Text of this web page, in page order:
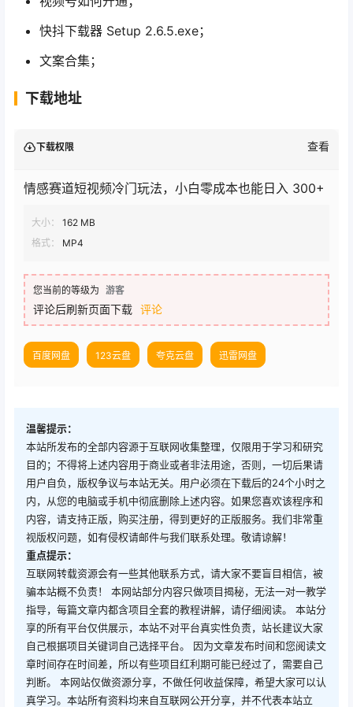
快抖下载器 Setup 2.6.5.exe；
文案合集；
下载地址
下载权限 查看
情感赛道短视频冷门玩法，小白零成本也能日入 300+
大小：
162 MB
格式：
MP4
您当前的等级为 游客
评论后刷新页面下载 评论
百度网盘 123云盘 夸克云盘 迅雷网盘
温馨提示：
本站所发布的全部内容源于互联网收集整理，仅限用于学习和研究
目的；不得将上述内容用于商业或者非法用途，否则，一切后果请
用户自负，版权争议与本站无关。用户必须在下载后的24个小时之
内，从您的电脑或手机中彻底删除上述内容。如果您喜欢该程序和
内容，请支持正版，购买注册，得到更好的正版服务。我们非常重
视版权问题，如有侵权请邮件与我们联系处理。敬请谅解！
重点提示：
互联网转载资源会有一些其他联系方式，请大家不要盲目相信，被
骗本站概不负责！ 本网站部分内容只做项目揭秘，无法一对一教学
指导，每篇文章内都含项目全套的教程讲解，请仔细阅读。 本站分
享的所有平台仅供展示，本站不对平台真实性负责，站长建议大家
自己根据项目关键词自己选择平台。 因为文章发布时间和您阅读文
章时间存在时间差，所以有些项目红利期可能已经过了，需要自己
判断。 本网站仅做资源分享，不做任何收益保障，希望大家可以认
真学习。本站所有资料均来自互联网公开分享，并不代表本站立